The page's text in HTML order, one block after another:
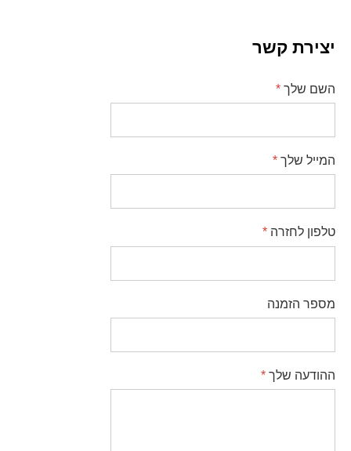
יצירת קשר
השם שלך *
המייל שלך *
טלפון לחזרה *
מספר הזמנה
ההודעה שלך *